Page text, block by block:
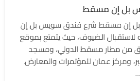
بل إن مسقط
إن مسقط شرع فندق سويس بل إن
الضيوف، حيث يتمتع بموقع
بعد 10 دقائق من مطار مسقط الدولي، ومسجد
ومركز عمان للمؤتمرات والمعارض.